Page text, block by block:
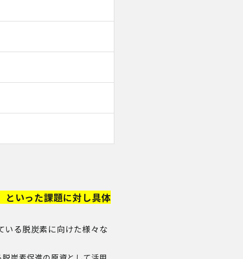
といった課題に対し具体
いる脱炭素に向けた様々な